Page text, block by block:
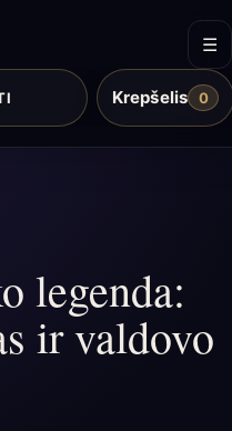
☰
Krepšelis 0
legenda:
ir valdovo